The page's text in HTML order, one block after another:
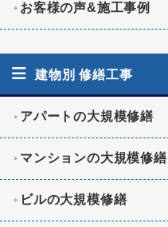
お客様の声&施工事例
建物別 修繕工事
アパートの大規模修繕
マンションの大規模修繕
ビルの大規模修繕